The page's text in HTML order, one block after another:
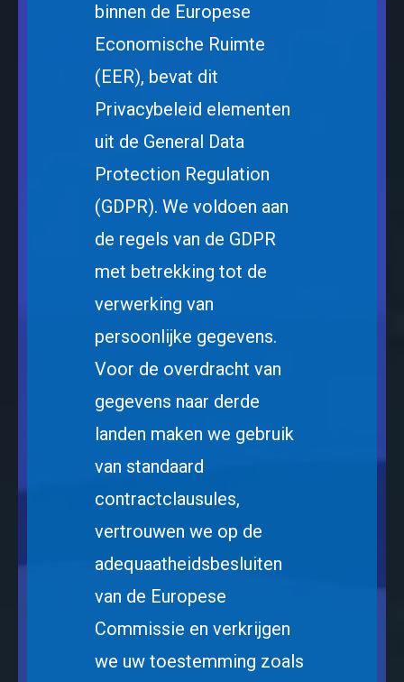
binnen de Europese
Economische Ruimte
(EER), bevat dit
Privacybeleid elementen
uit de General Data
Protection Regulation
(GDPR). We voldoen aan
de regels van de GDPR
met betrekking tot de
verwerking van
persoonlijke gegevens.
Voor de overdracht van
gegevens naar derde
landen maken we gebruik
van standaard
contractclausules,
vertrouwen we op de
adequaatheidsbesluiten
van de Europese
Commissie en verkrijgen
we uw toestemming zoals